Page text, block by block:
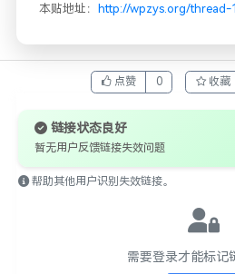
本贴地址： http://wpzys.org/thread-
点赞 0 收藏
链接状态良好
暂无用户反馈链接失效问题
帮助其他用户识别失效链接。
需要登录才能标记